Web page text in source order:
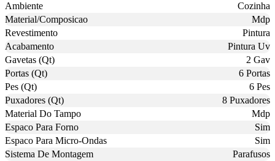
Ambiente
Cozinha
Material/Composicao
Mdp
Revestimento
Pintura
Acabamento
Pintura Uv
Gavetas (Qt)
2 Gav
Portas (Qt)
6 Portas
Pes (Qt)
6 Pes
Puxadores (Qt)
8 Puxadores
Material Do Tampo
Mdp
Espaco Para Forno
Sim
Espaco Para Micro-Ondas
Sim
Sistema De Montagem
Parafusos